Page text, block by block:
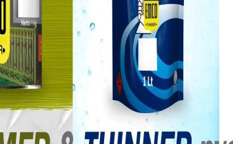
Bencana Daerah (BPBD) Sulawesi Selatan
yang terdampak banjir dan longsor di 10
30 orang meninggal dunia dan 25 lainnya